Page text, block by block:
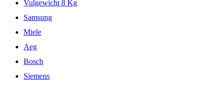
Vulgewicht 8 Kg
Samsung
Miele
Aeg
Bosch
Siemens